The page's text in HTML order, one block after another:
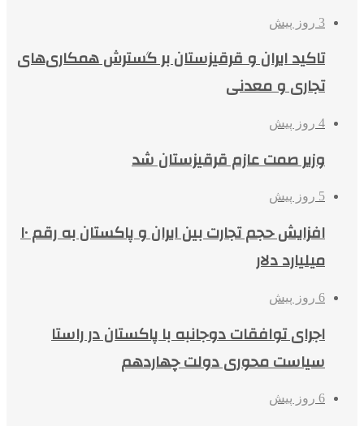
3 روز پیش
تاکید ایران و قرقیزستان بر گسترش همکاری‌های
تجاری و معدنی
4 روز پیش
وزیر صمت عازم قرقیزستان شد
5 روز پیش
افزایش حجم تجارت بین ایران و پاکستان به رقم ۱۰
میلیارد دلار
6 روز پیش
اجرای توافقات دوجانبه با پاکستان در راستا
سیاست محوری دولت چهاردهم
6 روز پیش